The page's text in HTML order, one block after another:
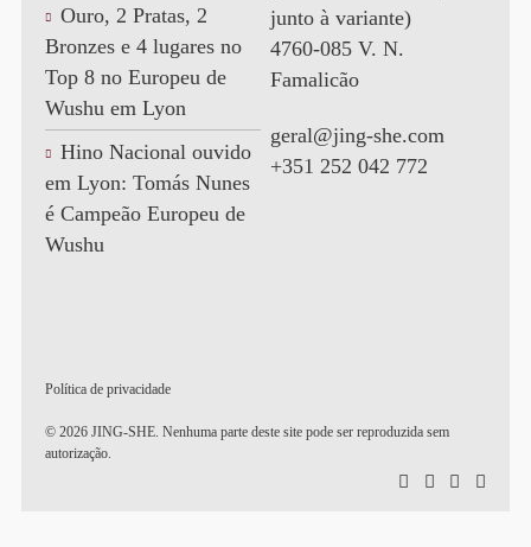
Ouro, 2 Pratas, 2
Bronzes e 4 lugares no
Top 8 no Europeu de
Wushu em Lyon
Hino Nacional ouvido
em Lyon: Tomás Nunes
é Campeão Europeu de
Wushu
junto à variante)
4760-085 V. N.
Famalicão
geral@jing-she.com
+351 252 042 772
Política de privacidade
© 2026 JING-SHE. Nenhuma parte deste site pode ser reproduzida sem
autorização.